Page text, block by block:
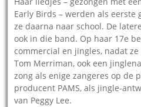
Early Birds – werden als eerste
ze daarna naar school. De
ook in die band. Op haar 17e
commercial en jingles, nadat
Tom Merriman, ook een
zong als enige zangeres op de
producent PAMS, als jingle-
van Peggy Lee.